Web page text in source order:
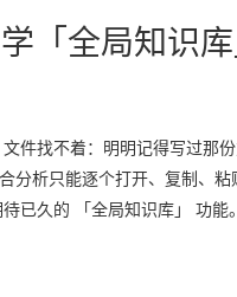
「全局知识
件找不着：明明记得写过那
分析只能逐个打开、复制、
已久的 「全局知识库」 功